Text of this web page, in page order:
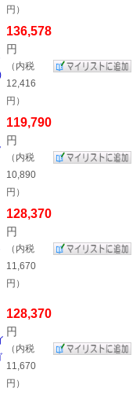
円）
136,578
円
（内税
12,416
円）
119,790
円
（内税
10,890
円）
128,370
円
（内税
11,670
円）
128,370
円
（内税
11,670
円）